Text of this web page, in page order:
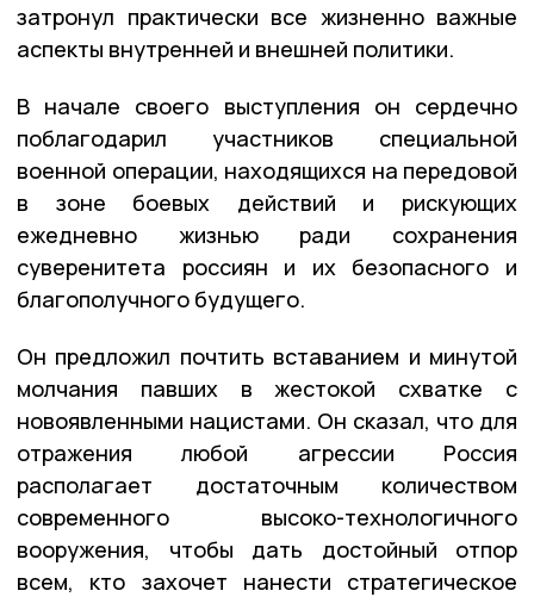
затронул практически все жизненно важные
аспекты внутренней и внешней политики.
В начале своего выступления он сердечно
поблагодарил участников специальной
военной операции, находящихся на передовой
в зоне боевых действий и рискующих
ежедневно жизнью ради сохранения
суверенитета россиян и их безопасного и
благополучного будущего.
Он предложил почтить вставанием и минутой
молчания павших в жестокой схватке с
новоявленными нацистами. Он сказал, что для
отражения любой агрессии Россия
располагает достаточным количеством
современного высоко-технологичного
вооружения, чтобы дать достойный отпор
всем, кто захочет нанести стратегическое